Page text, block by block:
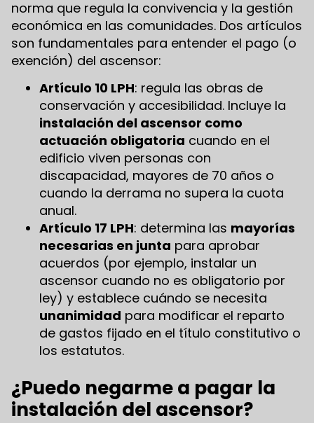
norma que regula la convivencia y la gestión
económica en las comunidades. Dos artículos
son fundamentales para entender el pago (o
exención) del ascensor:
Artículo 10 LPH: regula las obras de
conservación y accesibilidad. Incluye la
instalación del ascensor como
actuación obligatoria cuando en el
edificio viven personas con
discapacidad, mayores de 70 años o
cuando la derrama no supera la cuota
anual.
Artículo 17 LPH: determina las mayorías
necesarias en junta para aprobar
acuerdos (por ejemplo, instalar un
ascensor cuando no es obligatorio por
ley) y establece cuándo se necesita
unanimidad para modificar el reparto
de gastos fijado en el título constitutivo o
los estatutos.
¿Puedo negarme a pagar la
instalación del ascensor?